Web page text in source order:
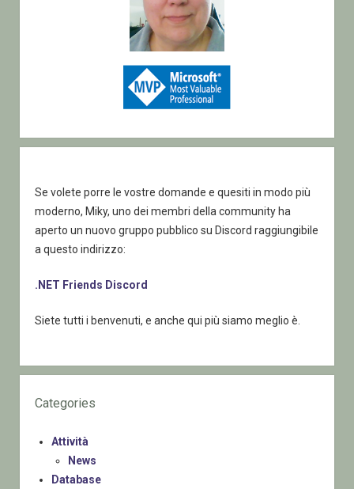
Se volete porre le vostre domande e quesiti in modo più
moderno, Miky, uno dei membri della community ha
aperto un nuovo gruppo pubblico su Discord raggiungibile
a questo indirizzo:
.NET Friends Discord
Siete tutti i benvenuti, e anche qui più siamo meglio è.
Categories
Attività
News
Database